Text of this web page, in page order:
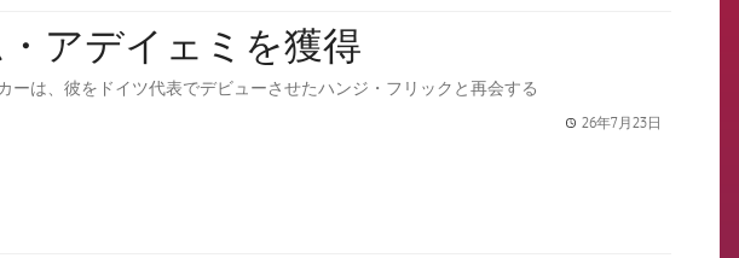
アデイェミを獲得
は、彼をドイツ代表でデビューさせたハンジ・フリックと再会する
26年7月23日